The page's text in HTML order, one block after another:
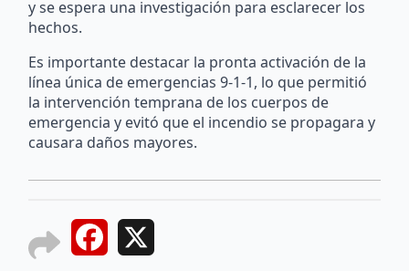
y se espera una investigación para esclarecer los
hechos.
Es importante destacar la pronta activación de la
línea única de emergencias 9-1-1, lo que permitió
la intervención temprana de los cuerpos de
emergencia y evitó que el incendio se propagara y
causara daños mayores.
Facebook